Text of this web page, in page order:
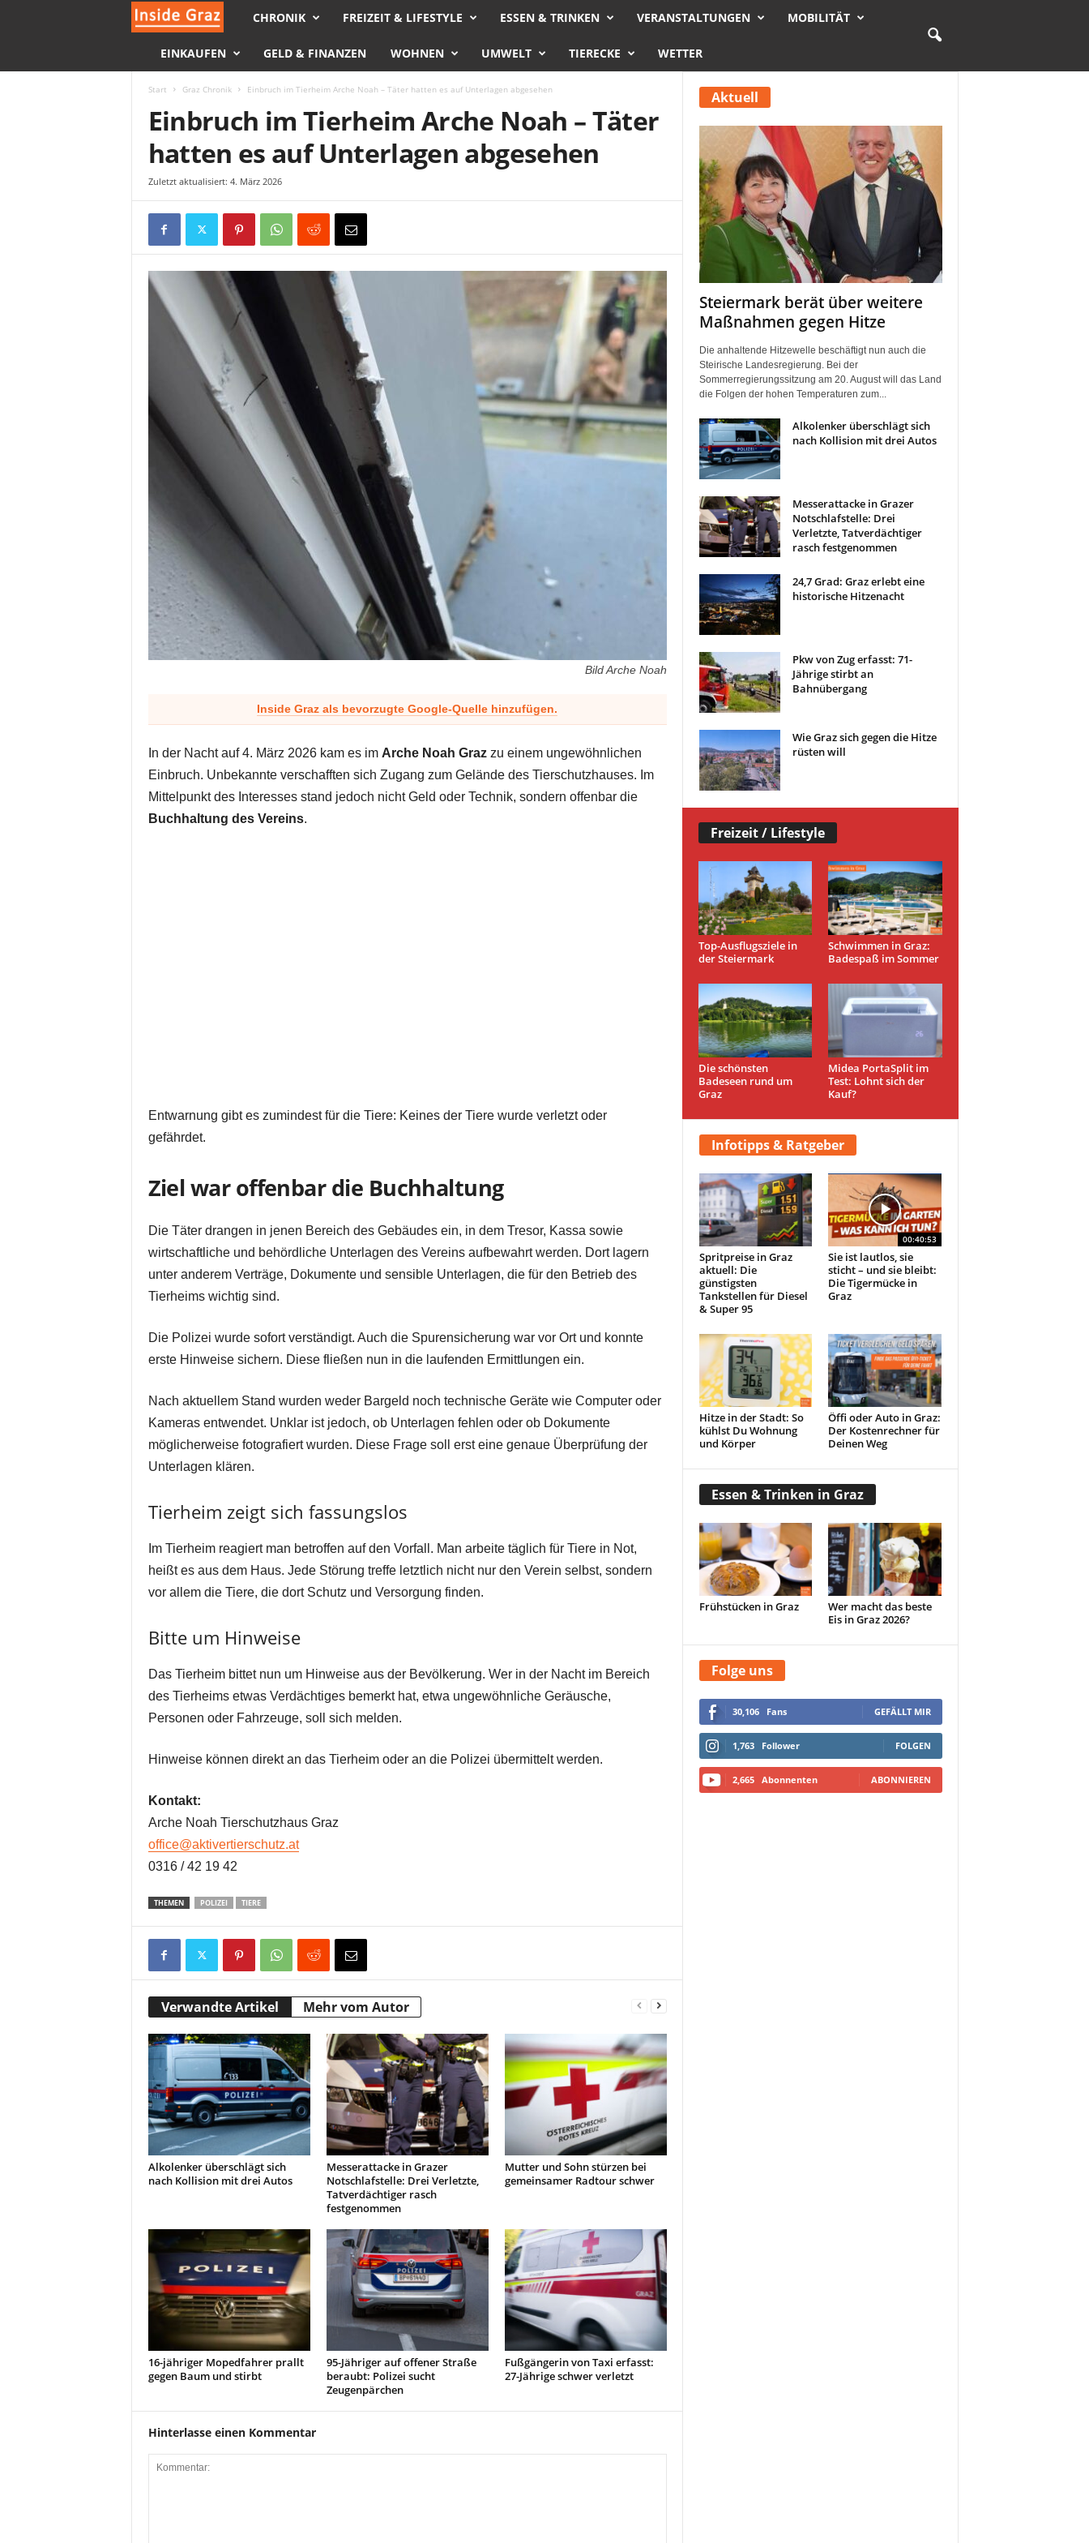
s
i
d
G
a
CHRONIK FREIZEIT & LIFESTYLE ESSEN & TRINKEN VERANSTALTUNGEN MOBILITÄT
EINKAUFEN GELD & FINANZEN WOHNEN UMWELT TIERECKE WETTER
Start Graz Chronik Einbruch im Tierheim Arche Noah – Täter hatten es auf Unterlagen abgesehen
Einbruch im Tierheim Arche Noah – Täter
hatten es auf Unterlagen abgesehen
Zuletzt aktualisiert: 4. März 2026
Bild Arche Noah
Inside Graz als bevorzugte Google-Quelle hinzufügen.
In der Nacht auf 4. März 2026 kam es im Arche Noah Grazzu einem ungewöhnlichen
Einbruch. Unbekannte verschafften sich Zugang zum Gelände des Tierschutzhauses. Im
Mittelpunkt des Interesses stand jedoch nicht Geld oder Technik, sondern offenbar die
Buchhaltung des Vereins.
Entwarnung gibt es zumindest für die Tiere: Keines der Tiere wurde verletzt oder
gefährdet.
Ziel war offenbar die Buchhaltung
Die Täter drangen in jenen Bereich des Gebäudes ein, in dem Tresor, Kassa sowie
wirtschaftliche und behördliche Unterlagen des Vereins aufbewahrt werden. Dort lagern
unter anderem Verträge, Dokumente und sensible Unterlagen, die für den Betrieb des
Tierheims wichtig sind.
Die Polizei wurde sofort verständigt. Auch die Spurensicherung war vor Ort und konnte
erste Hinweise sichern. Diese fließen nun in die laufenden Ermittlungen ein.
Nach aktuellem Stand wurden weder Bargeld noch technische Geräte wie Computer oder
Kameras entwendet. Unklar ist jedoch, ob Unterlagen fehlen oder ob Dokumente
möglicherweise fotografiert wurden. Diese Frage soll erst eine genaue Überprüfung der
Unterlagen klären.
Tierheim zeigt sich fassungslos
Im Tierheim reagiert man betroffen auf den Vorfall. Man arbeite täglich für Tiere in Not,
heißt es aus dem Haus. Jede Störung treffe letztlich nicht nur den Verein selbst, sondern
vor allem die Tiere, die dort Schutz und Versorgung finden.
Bitte um Hinweise
Das Tierheim bittet nun um Hinweise aus der Bevölkerung. Wer in der Nacht im Bereich
des Tierheims etwas Verdächtiges bemerkt hat, etwa ungewöhnliche Geräusche,
Personen oder Fahrzeuge, soll sich melden.
Hinweise können direkt an das Tierheim oder an die Polizei übermittelt werden.
Kontakt:
Arche Noah Tierschutzhaus Graz
office@aktivertierschutz.at
0316 / 42 19 42
THEMEN POLIZEI TIERE
Verwandte Artikel Mehr vom Autor
Alkolenker überschlägt sich
nach Kollision mit drei Autos
Messerattacke in Grazer
Notschlafstelle: Drei Verletzte,
Tatverdächtiger rasch
festgenommen
Mutter und Sohn stürzen bei
gemeinsamer Radtour schwer
16-jähriger Mopedfahrer prallt
gegen Baum und stirbt
95-Jähriger auf offener Straße
beraubt: Polizei sucht
Zeugenpärchen
Fußgängerin von Taxi erfasst:
27-Jährige schwer verletzt
Hinterlasse einen Kommentar
Aktuell
Steiermark berät über weitere
Maßnahmen gegen Hitze
Die anhaltende Hitzewelle beschäftigt nun auch die
Steirische Landesregierung. Bei der
Sommerregierungssitzung am 20. August will das Land
die Folgen der hohen Temperaturen zum...
Alkolenker überschlägt sich
nach Kollision mit drei Autos
Messerattacke in Grazer
Notschlafstelle: Drei
Verletzte, Tatverdächtiger
rasch festgenommen
24,7 Grad: Graz erlebt eine
historische Hitzenacht
Pkw von Zug erfasst: 71-
Jährige stirbt an
Bahnübergang
Wie Graz sich gegen die Hitze
rüsten will
Freizeit / Lifestyle
Top-Ausflugsziele in
der Steiermark
Schwimmen in Graz:
Badespaß im Sommer
Die schönsten
Badeseen rund um
Graz
Midea PortaSplit im
Test: Lohnt sich der
Kauf?
Infotipps & Ratgeber
Spritpreise in Graz
aktuell: Die
günstigsten
Tankstellen für Diesel
& Super 95
00:40:53
Sie ist lautlos, sie
sticht – und sie bleibt:
Die Tigermücke in
Graz
Hitze in der Stadt: So
kühlst Du Wohnung
und Körper
Öffi oder Auto in Graz:
Der Kostenrechner für
Deinen Weg
Essen & Trinken in Graz
Frühstücken in Graz
Wer macht das beste
Eis in Graz 2026?
Folge uns
30,106 Fans GEFÄLLT MIR
1,763 Follower FOLGEN
2,665 Abonnenten ABONNIEREN